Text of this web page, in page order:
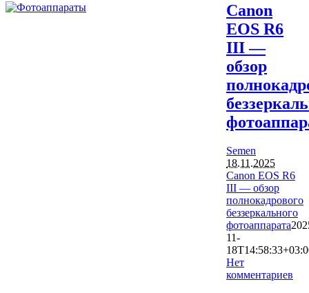
Canon
EOS R6
III —
обзор
Semen
18.11.2025
Canon EOS R6
III — обзор
полнокадрового
беззеркального
фотоаппарата
11-
Нет
комментариев